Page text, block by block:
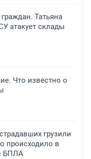
Татьяна
атакует склады
Что известно о
грузили
происходило в
БПЛА